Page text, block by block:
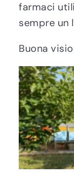
farmaci
sempre
Buona